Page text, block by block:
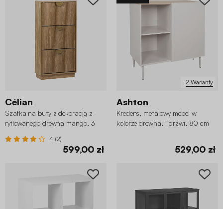
Célian
Szafka na buty z dekoracją z
ryflowanego drewna mango, 3
4 (2)
599,00 zł
2 Warianty
Ashton
Kredens, metalowy mebel w
kolorze drewna, 1 drzwi, 80 cm
529,00 zł